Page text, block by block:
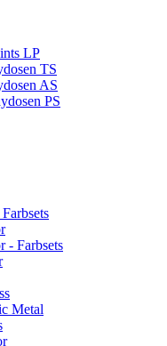
LP
TS
AS
PS
- Farbsets
Metal